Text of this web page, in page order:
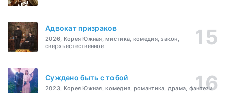
Адвокат призраков
2026, Корея Южная, мистика, комедия, закон,
сверхъестественное
Суждено быть с тобой
2023, Корея Южная, комедия, романтика, драма, фэнтези